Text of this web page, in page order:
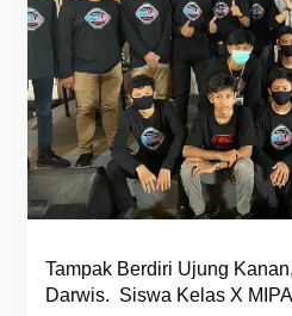
Tampak Berdiri Ujung
Darwis. Siswa Kelas X